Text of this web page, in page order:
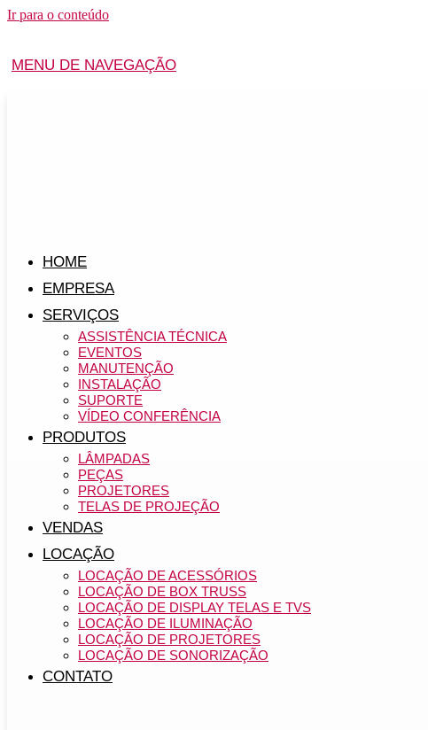
Ir para o conteúdo
MENU DE NAVEGAÇÃO
HOME
EMPRESA
SERVIÇOS
ASSISTÊNCIA TÉCNICA
EVENTOS
MANUTENÇÃO
INSTALAÇÃO
SUPORTE
VÍDEO CONFERÊNCIA
PRODUTOS
LÂMPADAS
PEÇAS
PROJETORES
TELAS DE PROJEÇÃO
VENDAS
LOCAÇÃO
LOCAÇÃO DE ACESSÓRIOS
LOCAÇÃO DE BOX TRUSS
LOCAÇÃO DE DISPLAY TELAS E TVS
LOCAÇÃO DE ILUMINAÇÃO
LOCAÇÃO DE PROJETORES
LOCAÇÃO DE SONORIZAÇÃO
CONTATO